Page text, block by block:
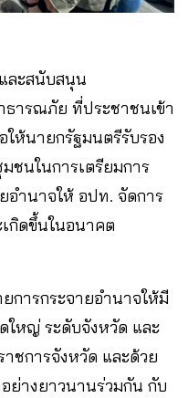
ละสนับสนุน
ธารณภัย ที่ประชาชนเข้า
ห้นายกรัฐมนตรีรับรอง
มชนในการเตรียมการ
อำนาจให้ อปท. จัดการ
กิดขึ้นในอนาคต
การกระจายอำนาจให้มี
ใหญ่ ระดับจังหวัด และ
ชการจังหวัด และด้วย
ย่างยาวนานร่วมกัน กับ